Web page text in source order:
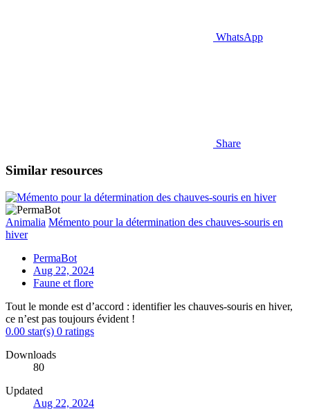
WhatsApp
Share
Similar resources
Animalia Mémento pour la détermination des chauves-souris en
hiver
PermaBot
Aug 22, 2024
Faune et flore
Tout le monde est d’accord : identifier les chauves-souris en hiver,
ce n’est pas toujours évident !
0.00 star(s) 0 ratings
Downloads
80
Updated
Aug 22, 2024